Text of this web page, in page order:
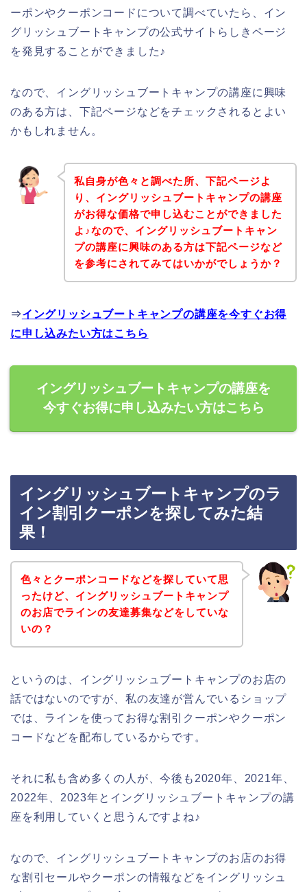
ーポンやクーポンコードについて調べていたら、イン
グリッシュブートキャンプの公式サイトらしきページ
を発見することができました♪
なので、イングリッシュブートキャンプの講座に興味
のある方は、下記ページなどをチェックされるとよい
かもしれません。
私自身が色々と調べた所、下記ページよ
り、イングリッシュブートキャンプの講座
がお得な価格で申し込むことができました
よ♪なので、イングリッシュブートキャン
プの講座に興味のある方は下記ページなど
を参考にされてみてはいかがでしょうか？
⇒イングリッシュブートキャンプの講座を今すぐお得
に申し込みたい方はこちら
イングリッシュブートキャンプの講座を
今すぐお得に申し込みたい方はこちら
イングリッシュブートキャンプのラ
イン割引クーポンを探してみた結
果！
色々とクーポンコードなどを探していて思
ったけど、イングリッシュブートキャンプ
のお店でラインの友達募集などをしていな
いの？
というのは、イングリッシュブートキャンプのお店の
話ではないのですが、私の友達が営んでいるショップ
では、ラインを使ってお得な割引クーポンやクーポン
コードなどを配布しているからです。
それに私も含め多くの人が、今後も2020年、2021年、
2022年、2023年とイングリッシュブートキャンプの講
座を利用していくと思うんですよね♪
なので、イングリッシュブートキャンプのお店のお得
な割引セールやクーポンの情報などをイングリッシュ